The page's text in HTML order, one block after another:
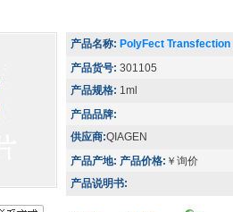
产品名称: PolyFect Transfection
产品货号: 301105
产品规格: 1ml
产品品牌:
供应商:QIAGEN
产品产地: 产品价格: ￥询价
产品说明书: